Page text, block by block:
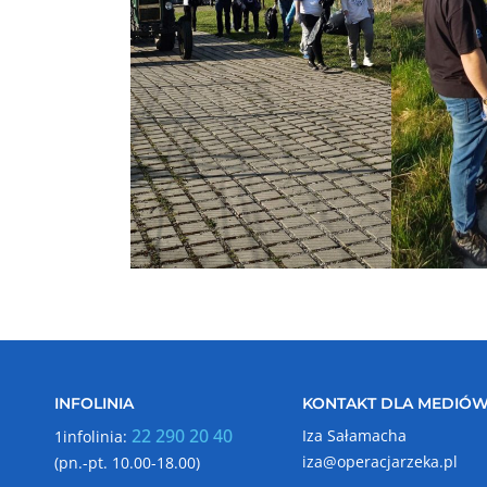
INFOLINIA
1infolinia: 22 290 20 40
(pn.-pt. 10.00-18.00)
KONTAKT DLA
Iza Sałamacha
iza@operacjarzeka.pl